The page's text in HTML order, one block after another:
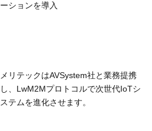
ーションを導入
メリテックはAVSystem社と業務提携
し、LwM2Mプロトコルで次世代IoTシ
ステムを進化させます。